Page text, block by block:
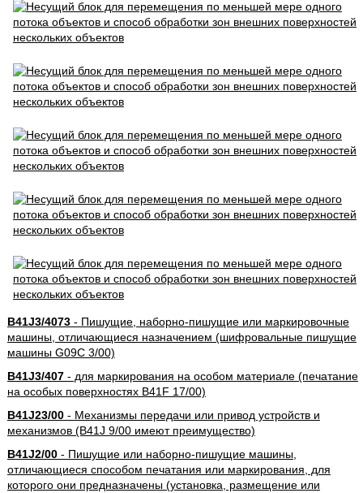
B41J3/4073- Пишущие, наборно-пишущие или маркировочные
машины, отличающиеся назначением (шифровальные пишущие
машины G09C 3/00)
B41J3/407- для маркирования на особом материале (печатание
на особых поверхностях B41F 17/00)
B41J23/00- Механизмы передачи или привод устройств и
механизмов (B41J 9/00 имеют преимущество)
B41J2/00- Пишущие или наборно-пишущие машины,
отличающиеся способом печатания или маркирования, для
которого они предназначены (установка, размещение или